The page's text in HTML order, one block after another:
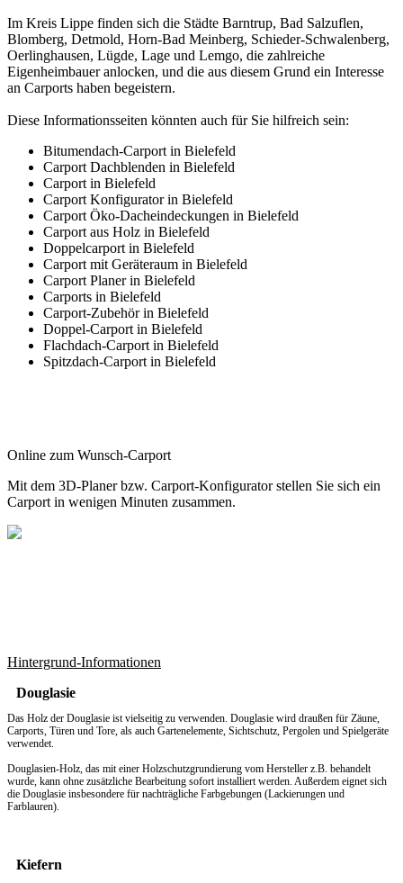
Im Kreis Lippe finden sich die Städte Barntrup, Bad Salzuflen,
Blomberg, Detmold, Horn-Bad Meinberg, Schieder-Schwalenberg,
Oerlinghausen, Lügde, Lage und Lemgo, die zahlreiche
Eigenheimbauer anlocken, und die aus diesem Grund ein Interesse
an Carports haben begeistern.
Diese Informationsseiten könnten auch für Sie hilfreich sein:
Bitumendach-Carport in Bielefeld
Carport Dachblenden in Bielefeld
Carport in Bielefeld
Carport Konfigurator in Bielefeld
Carport Öko-Dacheindeckungen in Bielefeld
Carport aus Holz in Bielefeld
Doppelcarport in Bielefeld
Carport mit Geräteraum in Bielefeld
Carport Planer in Bielefeld
Carports in Bielefeld
Carport-Zubehör in Bielefeld
Doppel-Carport in Bielefeld
Flachdach-Carport in Bielefeld
Spitzdach-Carport in Bielefeld
Online zum Wunsch-Carport
Mit dem 3D-Planerbzw. Carport-Konfiguratorstellen Sie sich ein
Carport in wenigen Minuten zusammen.
Hintergrund-Informationen
Douglasie
Das Holz der Douglasie ist vielseitig zu verwenden. Douglasie wird draußen für Zäune,
Carports, Türen und Tore, als auch Gartenelemente, Sichtschutz, Pergolen und Spielgeräte
verwendet.
Douglasien-Holz, das mit einer Holzschutzgrundierung vom Hersteller z.B. behandelt
wurde, kann ohne zusätzliche Bearbeitung sofort installiert werden. Außerdem eignet sich
die Douglasie insbesondere für nachträgliche Farbgebungen (Lackierungen und
Farblauren).
Kiefern